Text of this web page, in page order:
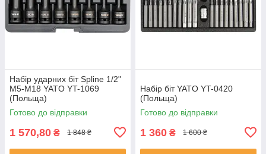
Набір ударних біт Spline 1/2"
М5-М18 YATO YT-1069
(Польща)
Готово до відправки
1 570,80 ₴ 1 848 ₴
Набір біт YATO YT-0420
(Польща)
Готово до відправки
1 360 ₴ 1 600 ₴